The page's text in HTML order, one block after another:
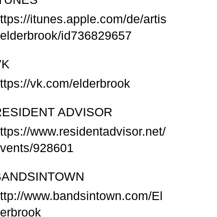
itunes.apple.com/de/artis
id736829657
vk.com/elderbrook
ADVISOR
www.residentadvisor.net/
928601
www.bandsintown.com/El